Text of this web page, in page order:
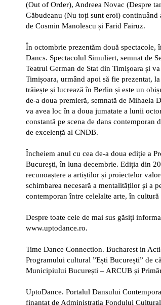
(Out of Order), Andreea Novac (Despre
Găbudeanu (Nu toți sunt eroi)
de Cosmin Manolescu și Farid Fairuz.
În octombrie prezentăm două spectacole,
Dancs. Spectacolul Simuliert, semnat de
Teatrul German de Stat din Timișoara și
Timișoara, urmând apoi să fie prezentat,
trăiește și lucrează în Berlin și este un
de-a doua premieră, semnată de Mihaela
va avea loc în a doua jumatate a lunii
constantă pe scena de dans
de excelență al CNDB.
Încheiem anul cu cea de-a doua ediție a
București, în luna decembrie. Ediția din
recunoaștere a artiștilor și proiectelor
schimbarea necesară a mentalităților şi a
contemporan între celelalte arte, în cultură
Despre toate cele de mai sus găsiți
www.uptodance.ro.
Time Dance Connection. Bucharest in
Programului cultural ”Ești București” de
Municipiului București – ARCUB și
UptoDance. Portalul Dansului
finanţat de Administraţia Fondului